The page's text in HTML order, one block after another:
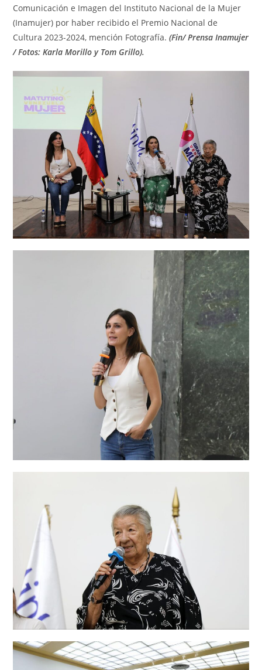
Comunicación e Imagen del Instituto Nacional de la Mujer
(Inamujer) por haber recibido el Premio Nacional de
Cultura 2023-2024, mención Fotografía. (Fin/ Prensa Inamujer
/ Fotos: Karla Morillo y Tom Grillo).